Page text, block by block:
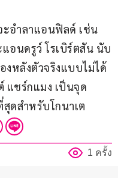
ะอำลาแอนฟิลด์ เช่น
อนดรูว์ โรเบิร์ตสัน นับ
งหลังตัวจริงแบบไม่ได้
แชร์กแมง เป็นจุด
ดสำหรับโกนาเต
1 ครั้ง